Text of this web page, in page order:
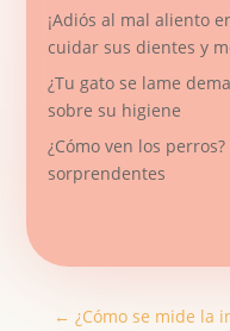
¡Adiós al mal aliento
cuidar sus dientes y
¿Tu gato se lame
sobre su higiene
¿Cómo ven los
sorprendentes
← ¿Cómo se mide la